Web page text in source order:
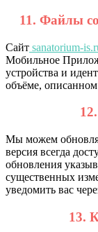
11. Файлы
Сайт sanatorium-
Мобильное
устройства и
объёме,
Мы можем
версия всегда
обновления
существенных
уведомить вас
13.